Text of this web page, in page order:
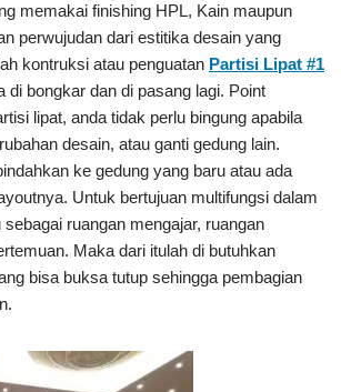
memakai finishing HPL, Kain maupun
perwujudan dari estitika desain yang
kontruksi atau penguatan Partisi Lipat #1
di bongkar dan di pasang lagi. Point
lipat, anda tidak perlu bingung apabila
desain, atau ganti gedung lain.
ke gedung yang baru atau ada
Untuk bertujuan multifungsi dalam
ruangan mengajar, ruangan
Maka dari itulah di butuhkan
bisa buksa tutup sehingga pembagian